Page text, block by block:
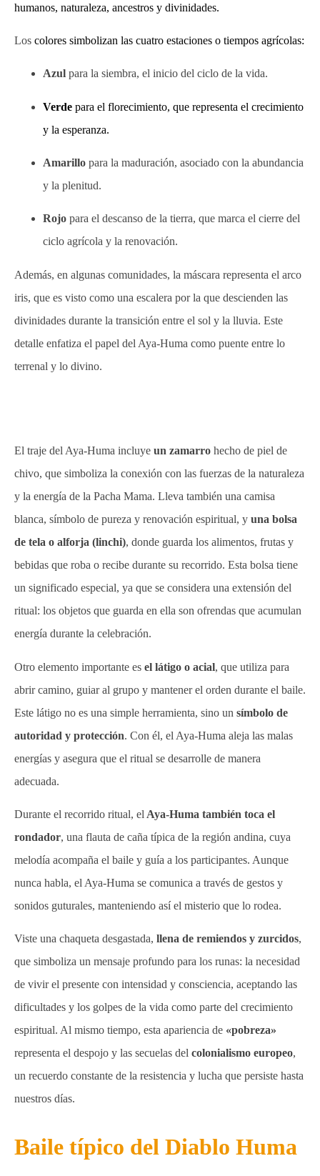
humanos, naturaleza, ancestros y divinidades.
Los colores simbolizan las cuatro estaciones o tiempos agrícolas:
Azul para la siembra, el inicio del ciclo de la vida.
Verde para el florecimiento, que representa el crecimiento
y la esperanza.
Amarillo para la maduración, asociado con la abundancia
y la plenitud.
Rojo para el descanso de la tierra, que marca el cierre del
ciclo agrícola y la renovación.
Además, en algunas comunidades, la máscara representa el arco
iris, que es visto como una escalera por la que descienden las
divinidades durante la transición entre el sol y la lluvia. Este
detalle enfatiza el papel del Aya-Huma como puente entre lo
terrenal y lo divino.
El traje del Aya-Huma incluye un zamarro hecho de piel de
chivo, que simboliza la conexión con las fuerzas de la naturaleza
y la energía de la Pacha Mama. Lleva también una camisa
blanca, símbolo de pureza y renovación espiritual, y una bolsa
de tela o alforja (linchi), donde guarda los alimentos, frutas y
bebidas que roba o recibe durante su recorrido. Esta bolsa tiene
un significado especial, ya que se considera una extensión del
ritual: los objetos que guarda en ella son ofrendas que acumulan
energía durante la celebración.
Otro elemento importante es el látigo o acial, que utiliza para
abrir camino, guiar al grupo y mantener el orden durante el baile.
Este látigo no es una simple herramienta, sino un símbolo de
autoridad y protección. Con él, el Aya-Huma aleja las malas
energías y asegura que el ritual se desarrolle de manera
adecuada.
Durante el recorrido ritual, el Aya-Huma también toca el
rondador, una flauta de caña típica de la región andina, cuya
melodía acompaña el baile y guía a los participantes. Aunque
nunca habla, el Aya-Huma se comunica a través de gestos y
sonidos guturales, manteniendo así el misterio que lo rodea.
Viste una chaqueta desgastada, llena de remiendos y zurcidos,
que simboliza un mensaje profundo para los runas: la necesidad
de vivir el presente con intensidad y consciencia, aceptando las
dificultades y los golpes de la vida como parte del crecimiento
espiritual. Al mismo tiempo, esta apariencia de «pobreza»
representa el despojo y las secuelas del colonialismo europeo,
un recuerdo constante de la resistencia y lucha que persiste hasta
nuestros días.
Baile típico del Diablo Huma